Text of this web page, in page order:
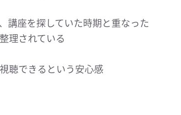
講座を探していた時期と重なった
理されている
聴できるという安心感